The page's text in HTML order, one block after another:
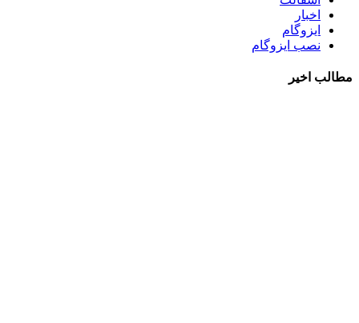
اخبار
ایزوگام
نصب ایزوگام
مطالب اخیر